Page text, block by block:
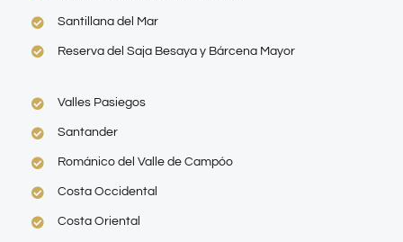
Santillana del Mar
Reserva del Saja Besaya y Bárcena Mayor
Valles Pasiegos
Santander
Románico del Valle de Campóo
Costa Occidental
Costa Oriental